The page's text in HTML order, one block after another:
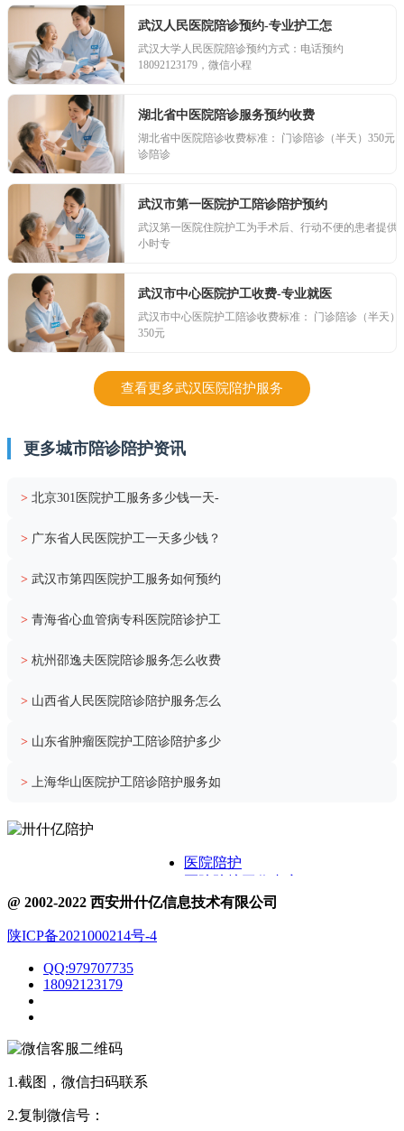
武汉人民医院陪诊预约-专业护工怎
武汉大学人民医院陪诊预约方式：电话预约
18092123179，微信小程
湖北省中医院陪诊服务预约收费
湖北省中医院陪诊收费标准： 门诊陪诊（半天）350元
诊陪诊
武汉市第一医院护工陪诊陪护预约
武汉第一医院住院护工为手术后、行动不便的患者提供
小时专
武汉市中心医院护工收费-专业就医
武汉市中心医院护工陪诊收费标准： 门诊陪诊（半天）
350元
查看更多武汉医院陪护服务
更多城市陪诊陪护资讯
> 北京301医院护工服务多少钱一天-
> 广东省人民医院护工一天多少钱？
> 武汉市第四医院护工服务如何预约
> 青海省心血管病专科医院陪诊护工
> 杭州邵逸夫医院陪诊服务怎么收费
> 山西省人民医院陪诊陪护服务怎么
> 山东省肿瘤医院护工陪诊陪护多少
> 上海华山医院护工陪诊陪护服务如
医院陪护
关于卅什亿
@ 2002-2022 西安卅什亿信息技术有限公司
陕ICP备2021000214号-4
QQ:979707735
18092123179
1.截图，微信扫码联系
2.复制微信号：